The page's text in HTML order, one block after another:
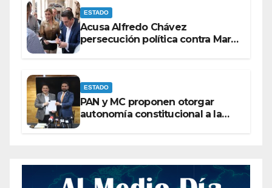
ESTADO
Acusa Alfredo Chávez
persecución política contra Maru
ESTADO
PAN y MC proponen otorgar
autonomía constitucional a la